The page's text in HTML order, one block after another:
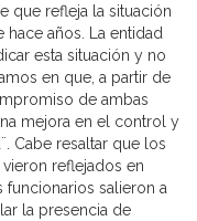
que refleja la situación
años. La entidad
esta situación y no
en que, a partir de
de ambas
mejora en el control y
Cabe resaltar que los
reflejados en
salieron a
la presencia de